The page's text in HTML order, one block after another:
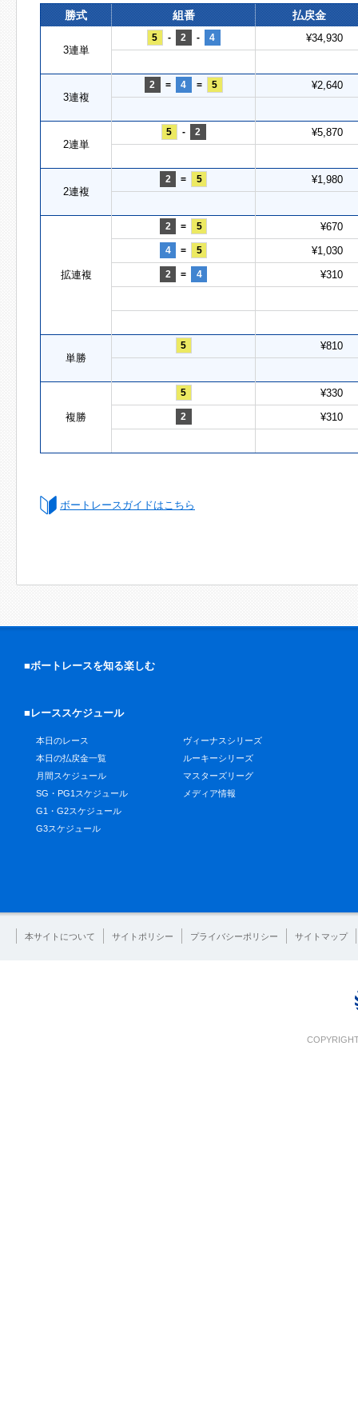
勝式 組番 払戻金
3連単
5 - 2 - 4 ¥34,930
3連複
2 = 4 = 5 ¥2,640
2連単
5 - 2 ¥5,870
2連複
2 = 5 ¥1,980
拡連複
2 = 5 ¥670
4 = 5 ¥1,030
2 = 4 ¥310
単勝
5 ¥810
複勝
5 ¥330
2 ¥310
ボートレースガイドはこちら
■ボートレースを知る楽しむ
■レーススケジュール
本日のレース
本日の払戻金一覧
月間スケジュール
SG・PG1スケジュール
G1・G2スケジュール
G3スケジュール
ヴィーナスシリーズ
ルーキーシリーズ
マスターズリーグ
メディア情報
本サイトについて サイトポリシー プライバシーポリシー サイトマップ